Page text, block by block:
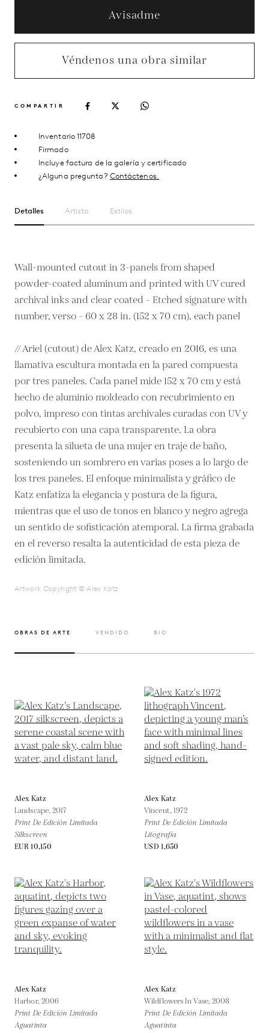
Avisadme
Véndenos una obra similar
COMPARTIR
Inventario 11708
Firmado
Incluye factura de la galería y certificado
¿Alguna pregunta? Contáctenos.
Detalles Artista Estilos
Wall-mounted cutout in 3-panels from shaped
powder-coated aluminum and printed with UV cured
archival inks and clear coated - Etched signature with
number, verso - 60 x 28 in. (152 x 70 cm), each panel
// Ariel (cutout) de Alex Katz, creado en 2016, es una
llamativa escultura montada en la pared compuesta
por tres paneles. Cada panel mide 152 x 70 cm y está
hecho de aluminio moldeado con recubrimiento en
polvo, impreso con tintas archivales curadas con UV y
recubierto con una capa transparente. La obra
presenta la silueta de una mujer en traje de baño,
sosteniendo un sombrero en varias poses a lo largo de
los tres paneles. El enfoque minimalista y gráfico de
Katz enfatiza la elegancia y postura de la figura,
mientras que el uso de tonos en blanco y negro agrega
un sentido de sofisticación atemporal. La firma grabada
en el reverso resalta la autenticidad de esta pieza de
edición limitada.
Artwork Copyright © Alex Katz
OBRAS DE ARTE VENDIDO BIO
Alex Katz
Landscape,2017
Print De Edición Limitada
Silkscreen
EUR 10,150
Alex Katz
Vincent, 1972
Print De Edición Limitada
Litografía
USD 1,650
Alex Katz
Harbor, 2006
Print De Edición Limitada
Aguatinta
Alex Katz
Wildflowers In Vase,2008
Print De Edición Limitada
Aguatinta